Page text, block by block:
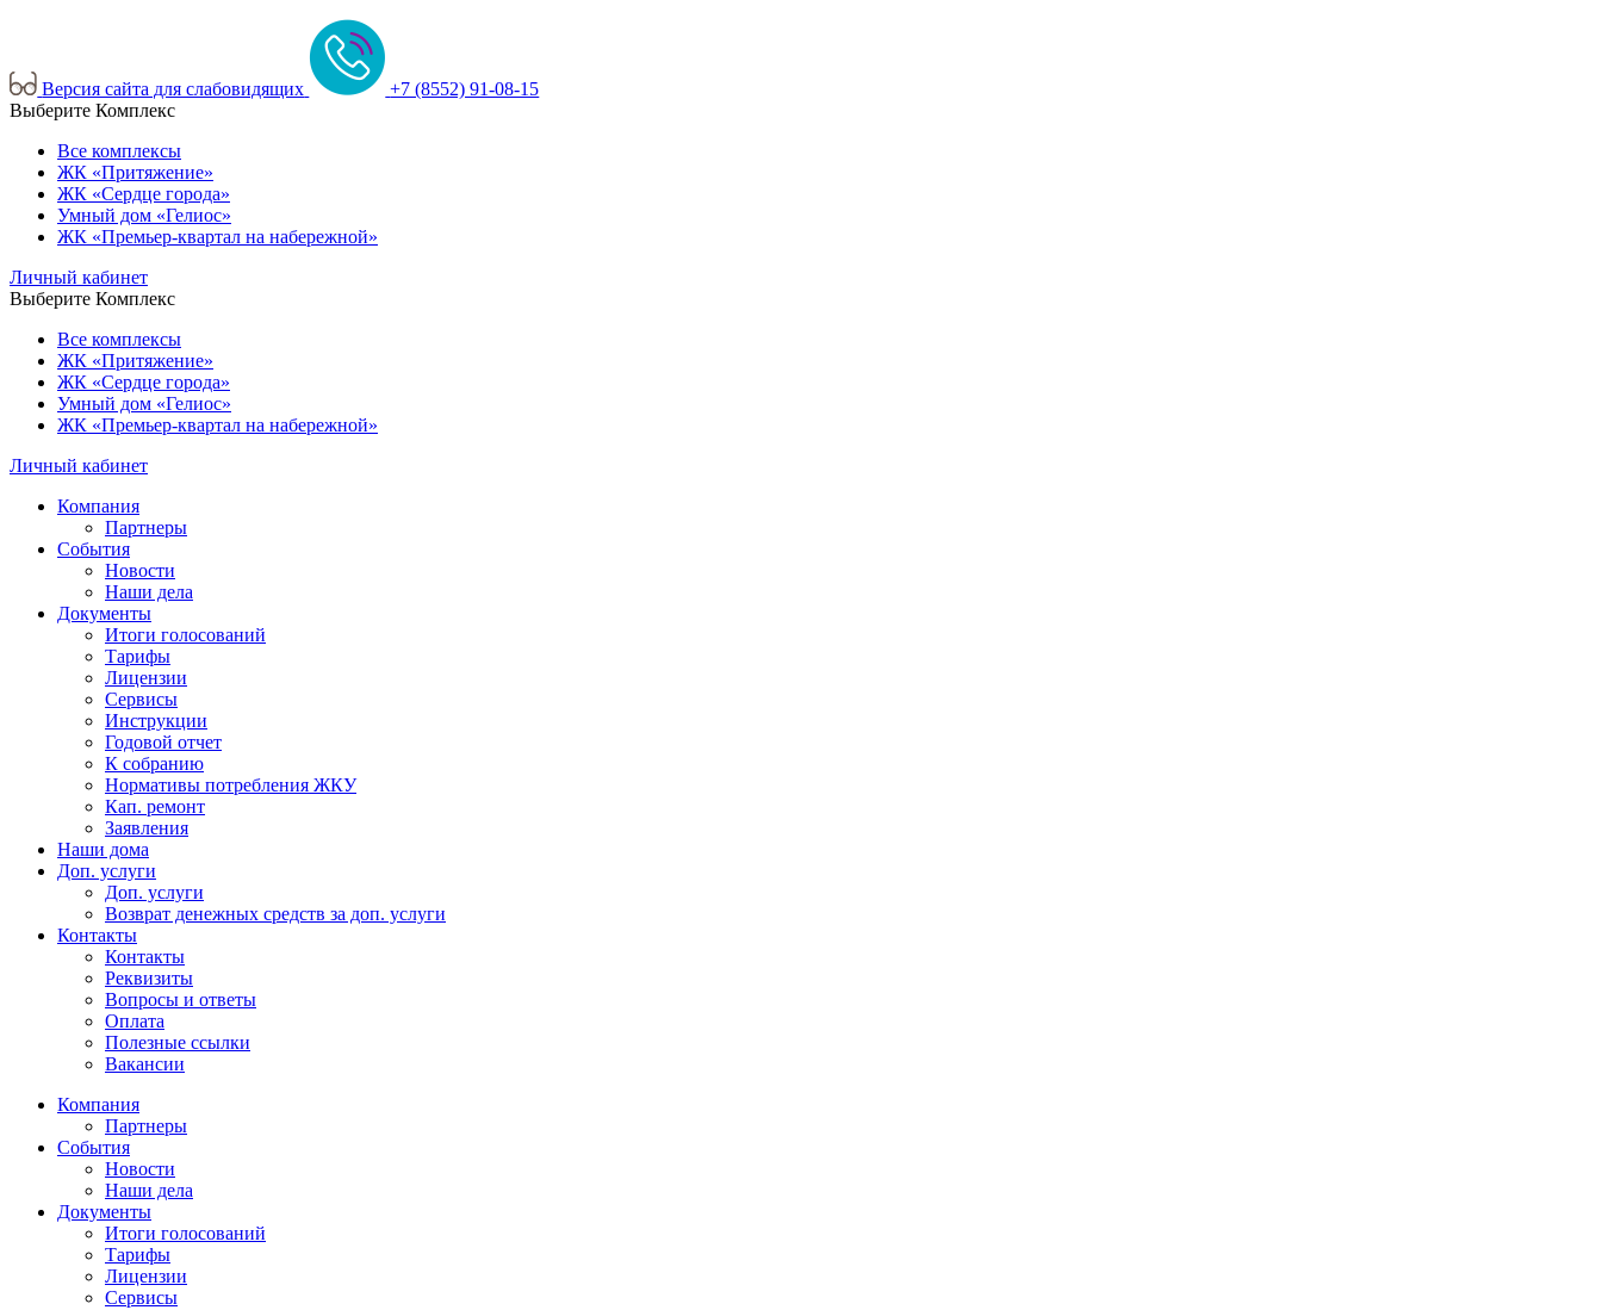
Версия сайта для слабовидящих
+7 (8552) 91-08-15
Выберите Комплекс
Все комплексы
ЖК «Притяжение»
ЖК «Сердце города»
Умный дом «Гелиос»
ЖК «Премьер-квартал на набережной»
Личный кабинет
Выберите Комплекс
Все комплексы
ЖК «Притяжение»
ЖК «Сердце города»
Умный дом «Гелиос»
ЖК «Премьер-квартал на набережной»
Личный кабинет
Компания
Партнеры
События
Новости
Наши дела
Документы
Итоги голосований
Тарифы
Лицензии
Сервисы
Инструкции
Годовой отчет
К собранию
Нормативы потребления ЖКУ
Кап. ремонт
Заявления
Наши дома
Доп. услуги
Доп. услуги
Возврат денежных средств за доп. услуги
Контакты
Контакты
Реквизиты
Вопросы и ответы
Оплата
Полезные ссылки
Вакансии
Компания
Партнеры
События
Новости
Наши дела
Документы
Итоги голосований
Тарифы
Лицензии
Сервисы